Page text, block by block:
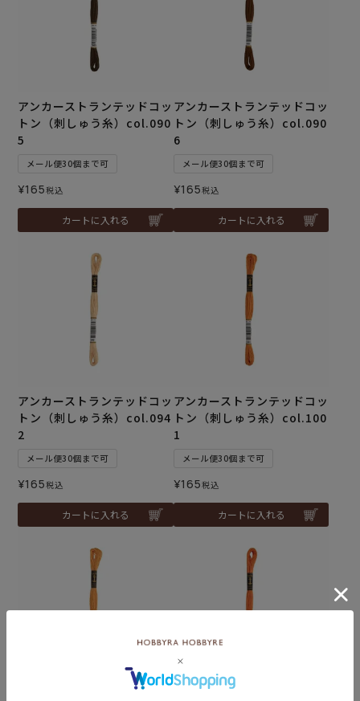
アンカーストランテッドコッ
トン（刺しゅう糸）col.090
5
メール便30個まで可
¥165税込
カートに入れる
アンカーストランテッドコッ
トン（刺しゅう糸）col.090
6
メール便30個まで可
¥165税込
カートに入れる
アンカーストランテッドコッ
トン（刺しゅう糸）col.094
2
メール便30個まで可
¥165税込
カートに入れる
アンカーストランテッドコッ
トン（刺しゅう糸）col.100
1
メール便30個まで可
¥165税込
カートに入れる